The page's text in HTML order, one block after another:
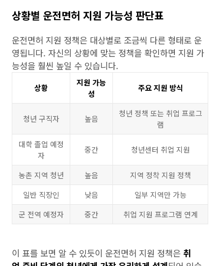
상황별 운전면허 지원 가능성 판단표
운전면허 지원 정책은 대상별로 조금씩 다른 형태로 운
영됩니다. 자신의 상황에 맞는 정책을 확인하면 지원 가
능성을 훨씬 높일 수 있습니다.
상황
지원 가능
성
주요 지원 방식
청년 구직자 높음
청년 정책 또는 취업 프로그
램
대학 졸업 예정
자
중간 청년센터 취업 지원
농촌 지역 청년 높음
지역 정착 지원 정책
일반 직장인
낮음
일부 지역만 가능
군 전역 예정자
중간 취업 지원 프로그램 연계
이 표를 보면 알 수 있듯이 운전면허 지원 정책은 취